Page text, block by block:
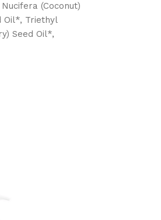
(Coconut)
Oil*, Triethyl
Seed Oil*,